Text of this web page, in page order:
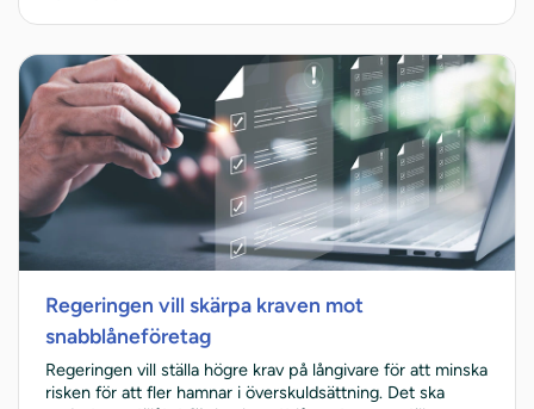
Regeringen vill skärpa kraven mot
snabblåneföretag
Regeringen vill ställa högre krav på långivare för att minska
risken för att fler hamnar i överskuldsättning. Det ska